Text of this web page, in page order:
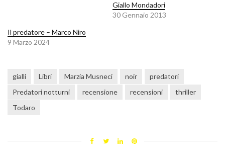
Giallo Mondadori
30 Gennaio 2013
Il predatore – Marco Niro
9 Marzo 2024
gialli Libri Marzia Musneci noir
predatori
Predatori notturni
recensione recensioni
thriller
Todaro